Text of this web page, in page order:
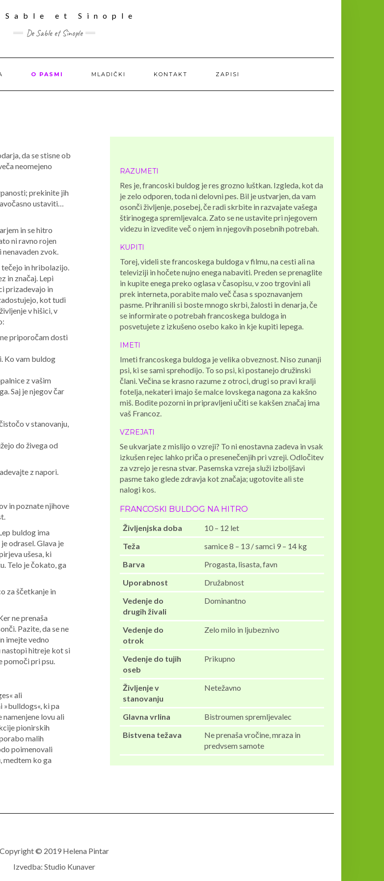
De Sable et Sinople
O PASMI MLADIČKI KONTAKT ZAPISI
RAZUMETI
Res je, francoski buldog je res grozno luštkan. Izgleda, kot da
je zelo odporen, toda ni delovni pes. Bil je ustvarjen, da vam
osonči življenje, posebej, če radi skrbite in razvajate vašega
štirinogega spremljevalca. Zato se ne ustavite pri njegovem
videzu in izvedite več o njem in njegovih posebnih potrebah.
KUPITI
Torej, videli ste francoskega buldoga v filmu, na cesti ali na
televiziji in hočete nujno enega nabaviti. Preden se prenaglite
in kupite enega preko oglasa v časopisu, v zoo trgovini ali
prek interneta, porabite malo več časa s spoznavanjem
pasme. Prihranili si boste mnogo skrbi, žalosti in denarja, če
se informirate o potrebah francoskega buldoga in
posvetujete z izkušeno osebo kako in kje kupiti lepega.
IMETI
Imeti francoskega buldoga je velika obveznost. Niso zunanji
psi, ki se sami sprehodijo. To so psi, ki postanejo družinski
člani. Večina se krasno razume z otroci, drugi so pravi kralji
fotelja, nekateri imajo še malce lovskega nagona za kakšno
miš. Bodite pozorni in pripravljeni učiti se kakšen značaj ima
vaš Francoz.
VZREJATI
Se ukvarjate z mislijo o vzreji? To ni enostavna zadeva in vsak
izkušen rejec lahko priča o presenečenjih pri vzreji. Odločitev
za vzrejo je resna stvar. Pasemska vzreja služi izboljšavi
pasme tako glede zdravja kot značaja; ugotovite ali ste
nalogi kos.
FRANCOSKI BULDOG NA HITRO
Življenjska doba
10 – 12 let
Teža
samice 8 – 13 / samci 9 – 14 kg
Barva
Progasta, lisasta, favn
Uporabnost
Družabnost
Vedenje do
drugih živali
Dominantno
Vedenje do
otrok
Zelo milo in ljubeznivo
Vedenje do tujih
oseb
Prikupno
Življenje v
stanovanju
Netežavno
Glavna vrlina
Bistroumen spremljevalec
Bistvena težava
Ne prenaša vročine, mraza in
predvsem samote
da se stisne ob
neomejeno
prekinite jih
ustaviti…
in se hitro
ni ravno rojen
zvok.
tečejo in hribolazijo.
in značaj. Lepi
prizadevajo in
kot tudi
v hišici, v
priporočam dosti
Ko vam buldog
z vašim
Saj je njegov čar
v stanovanju,
do živega od
z napori.
in poznate njihove
buldog ima
odrasel. Glava je
ušesa, ki
Telo je čokato, ga
za ščetkanje in
ne prenaša
Pazite, da se ne
imejte vedno
nastopi hitreje kot si
pomoči pri psu.
ali
»bulldogs«, ki pa
lovu ali
pionirskih
malih
poimenovali
medtem ko ga
Copyright © 2019 Helena Pintar
Izvedba: Studio Kunaver